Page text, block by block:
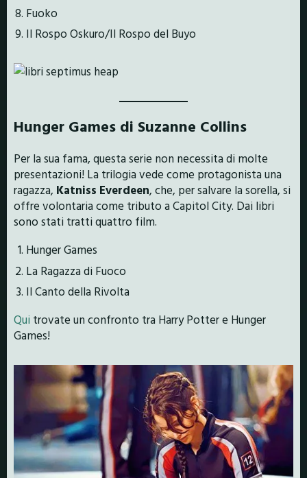
Fuoko
Il Rospo Oskuro/Il Rospo del Buyo
Hunger Games di Suzanne Collins
Per la sua fama, questa serie non necessita di molte
presentazioni! La trilogia vede come protagonista una
ragazza, Katniss Everdeen, che, per salvare la sorella, si
offre volontaria come tributo a Capitol City. Dai libri
sono stati tratti quattro film.
Hunger Games
La Ragazza di Fuoco
Il Canto della Rivolta
Qui trovate un confronto tra Harry Potter e Hunger
Games!